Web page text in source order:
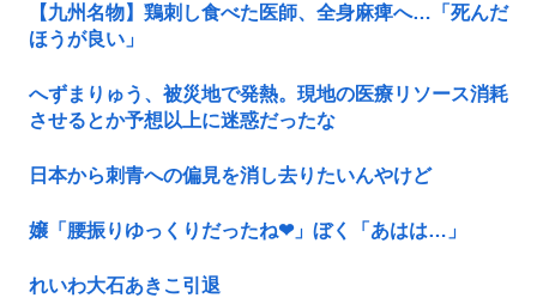
【九州名物】鶏刺し食べた医師、全身麻痺へ…「死んだ
ほうが良い」
へずまりゅう、被災地で発熱。現地の医療リソース消耗
させるとか予想以上に迷惑だったな
日本から刺青への偏見を消し去りたいんやけど
嬢「腰振りゆっくりだったね❤」ぼく「あはは…」
れいわ大石あきこ引退